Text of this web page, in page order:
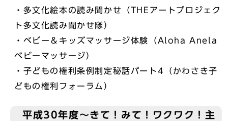
・多文化絵本の読み聞かせ（THEアートプロジェク
ト多文化読み聞かせ隊）
・ベビー＆キッズマッサージ体験（Aloha Anela
ベビーマッサージ）
・子どもの権利条例制定秘話パート4（かわさき子
どもの権利フォーラム）
平成30年度～きて！みて！ワクワク！主